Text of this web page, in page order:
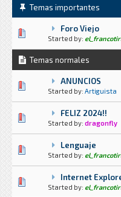
Temas importantes
Foro Viejo
Started by:
0 voto(s) - Media 0 de 5
1 23 4 5
Temas normales
ANUNCIOS
Started by: Artiguista
0 voto(s) - Media 0 de 5
12345
FELIZ 2024!!
Started by: dragonfly
0 voto(s) - Media 0 de 5
1 2345
Lenguaje
Started by:
0 voto(s) - Media 0 de 5
12345
Internet
Started by:
0 voto(s) - Media 0 de 5
1234 5